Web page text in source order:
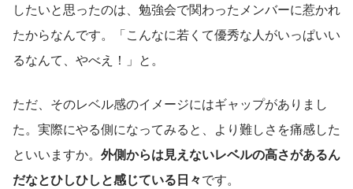
したいと思ったのは、勉強会で関わったメンバーに惹かれ
たからなんです。「こんなに若くて優秀な人がいっぱいい
るなんて、やべえ！」と。
ただ、そのレベル感のイメージにはギャップがありまし
た。実際にやる側になってみると、より難しさを痛感した
といいますか。 外側からは見えないレベルの高さがあるん
だなとひしひしと感じている日々です。